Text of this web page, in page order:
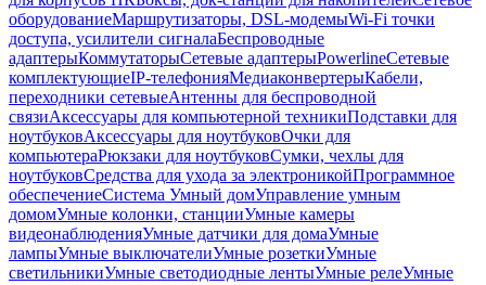
оборудованиеМаршрутизаторы, DSL-модемыWi-Fi точки
доступа, усилители сигналаБеспроводные
адаптерыКоммутаторыСетевые адаптерыPowerlineСетевые
комплектующиеIP-телефонияМедиаконвертерыКабели,
переходники сетевыеАнтенны для беспроводной
связиАксессуары для компьютерной техникиПодставки для
ноутбуковАксессуары для ноутбуковОчки для
компьютераРюкзаки для ноутбуковСумки, чехлы для
ноутбуковСредства для ухода за электроникойПрограммное
обеспечениеСистема Умный домУправление умным
домомУмные колонки, станцииУмные камеры
видеонаблюденияУмные датчики для домаУмные
лампыУмные выключателиУмные розеткиУмные
светильникиУмные светодиодные лентыУмные релеУмные